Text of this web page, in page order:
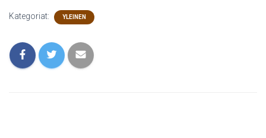
Kategoriat: YLEINEN